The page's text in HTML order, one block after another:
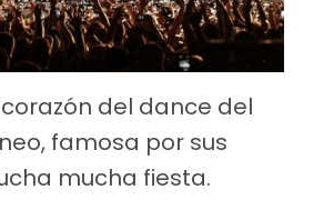
corazón del dance del
famosa por sus
mucha fiesta.